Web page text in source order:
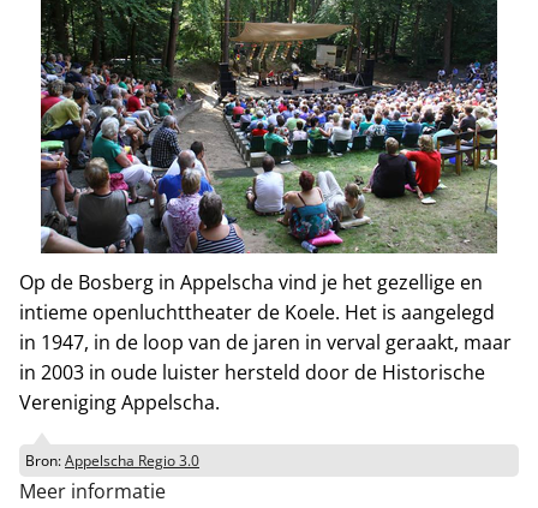
Op de Bosberg in Appelscha vind je het gezellige en
intieme openluchttheater de Koele. Het is aangelegd
in 1947, in de loop van de jaren in verval geraakt, maar
in 2003 in oude luister hersteld door de Historische
Vereniging Appelscha.
Bron:Appelscha Regio 3.0
Meer informatie